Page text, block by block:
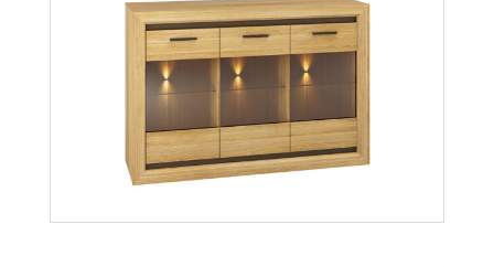
Baltica 3S
Więcej